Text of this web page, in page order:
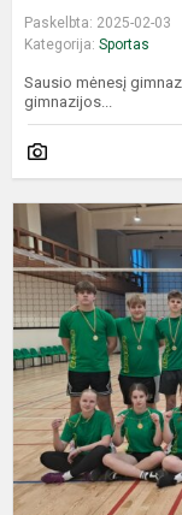
Paskelbta: 2025-02-03
Kategorija: Sportas
Sausio mėnesį
gimnazijos...